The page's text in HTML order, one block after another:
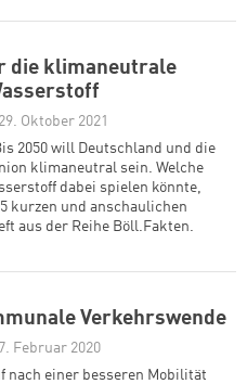
die klimaneutrale
Oktober 2021
2050 will Deutschland und die
klimaneutral sein. Welche
dabei spielen könnte,
kurzen und anschaulichen
aus der Reihe Böll.Fakten.
Verkehrswende
Februar 2020
nach einer besseren Mobilität